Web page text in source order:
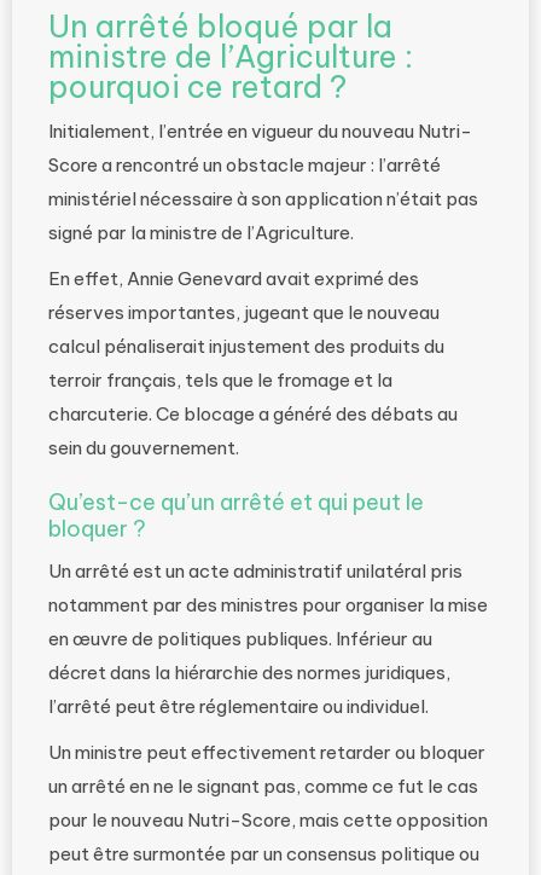
Un arrêté bloqué par la
ministre de l’Agriculture :
pourquoi ce retard ?
Initialement, l’entrée en vigueur du nouveau Nutri-
Score a rencontré un obstacle majeur : l’arrêté
ministériel nécessaire à son application n’était pas
signé par la ministre de l’Agriculture.
En effet, Annie Genevard avait exprimé des
réserves importantes, jugeant que le nouveau
calcul pénaliserait injustement des produits du
terroir français, tels que le fromage et la
charcuterie. Ce blocage a généré des débats au
sein du gouvernement.
Qu’est-ce qu’un arrêté et qui peut le
bloquer ?
Un arrêté est un acte administratif unilatéral pris
notamment par des ministres pour organiser la mise
en œuvre de politiques publiques. Inférieur au
décret dans la hiérarchie des normes juridiques,
l’arrêté peut être réglementaire ou individuel.
Un ministre peut effectivement retarder ou bloquer
un arrêté en ne le signant pas, comme ce fut le cas
pour le nouveau Nutri-Score, mais cette opposition
peut être surmontée par un consensus politique ou